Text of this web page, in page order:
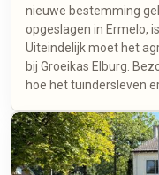
nieuwe bestemming
opgeslagen in Ermelo,
Uiteindelijk moet het
bij Groeikas Elburg.
hoe het tuindersleven